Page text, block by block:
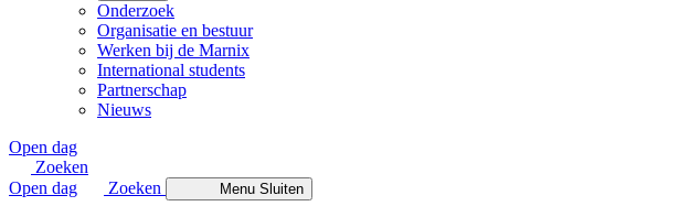
Onderzoek
Organisatie en bestuur
Werken bij de Marnix
International students
Partnerschap
Nieuws
Open dag
Zoeken
Open dag
Zoeken Menu Sluiten